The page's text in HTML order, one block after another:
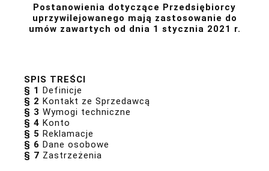
Postanowienia dotyczące Przedsiębiorcy
uprzywilejowanego mają zastosowanie do
umów zawartych od dnia 1 stycznia 2021 r.
SPIS TREŚCI
§ 1 Definicje
§ 2 Kontakt ze Sprzedawcą
§ 3 Wymogi techniczne
§ 4 Konto
§ 5 Reklamacje
§ 6 Dane osobowe
§ 7 Zastrzeżenia